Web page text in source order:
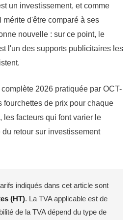
un investissement, et comme
mérite d'être comparé à ses
nouvelle : sur ce point, le
l'un des supports publicitaires les
2026 pratiquée par OCT-
fourchettes de prix pour chaque
les facteurs qui font varier le
retour sur investissement
indiqués dans cet article sont
(HT). La TVA applicable est de
de la TVA dépend du type de